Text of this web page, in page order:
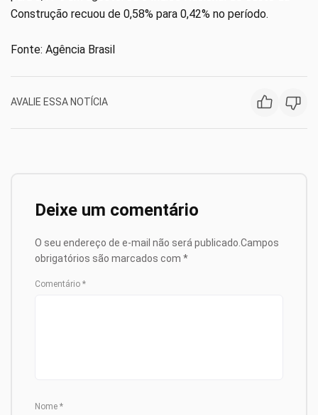
Construção recuou de 0,58% para 0,42% no período.
Fonte: Agência Brasil
AVALIE ESSA NOTÍCIA
Deixe um comentário
O seu endereço de e-mail não será publicado. Campos
obrigatórios são marcados com *
Comentário *
Nome *